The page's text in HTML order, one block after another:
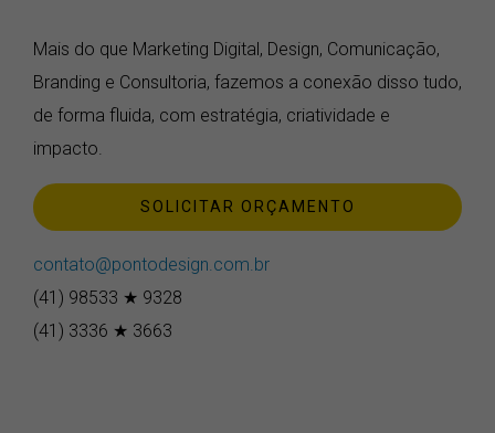
Mais do que Marketing Digital, Design, Comunicação,
Branding e Consultoria, fazemos a conexão disso tudo,
de forma fluida, com estratégia, criatividade e
impacto.
SOLICITAR ORÇAMENTO
contato@pontodesign.com.br
(41) 98533 ★ 9328
(41) 3336 ★ 3663